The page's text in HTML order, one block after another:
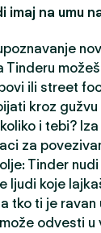
imaj na umu
Tinderu
ili street
kroz
i tebi?
za
Tinder
ljudi koje
tko ti je
odvesti